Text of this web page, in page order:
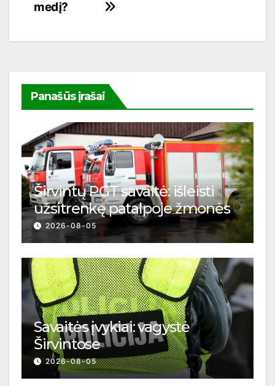
įrašų
medį?
Panašūs įrašai
Širvintų PGT savaitė: išleisti
užsitrenkę patalpoje žmonės
2026-08-05
Savaitės įvykiai: vagystė
Širvintose
2026-08-05